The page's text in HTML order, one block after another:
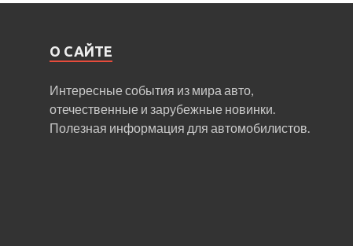
О САЙТЕ
Интересные события из мира авто,
отечественные и зарубежные новинки.
Полезная информация для автомобилистов.